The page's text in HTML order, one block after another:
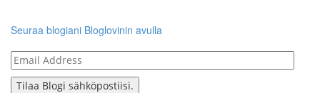
Seuraa blogiani Bloglovinin avulla
Email
Address
Tilaa Blogi sähköpostiisi.